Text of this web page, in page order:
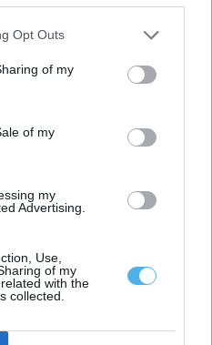
Opt Outs
of my
of my
my
Advertising.
Use,
of my
with the
collected.
o dia 11 de novembro
para a lã e criação de